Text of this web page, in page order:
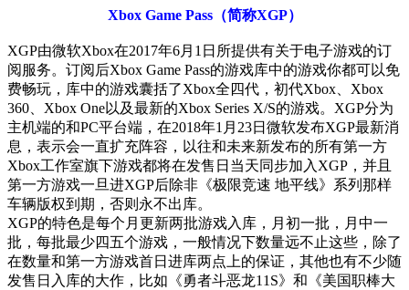
Xbox Game Pass（简称XGP）
XGP由微软Xbox在2017年6月1日所提供有关于电子游戏的订
阅服务。订阅后Xbox Game Pass的游戏库中的游戏你都可以免
费畅玩，库中的游戏囊括了Xbox全四代，初代Xbox、Xbox
360、Xbox One以及最新的Xbox Series X/S的游戏。XGP分为
主机端的和PC平台端，在2018年1月23日微软发布XGP最新消
息，表示会一直扩充阵容，以往和未来新发布的所有第一方
Xbox工作室旗下游戏都将在发售日当天同步加入XGP，并且
第一方游戏一旦进XGP后除非《极限竞速 地平线》系列那样
车辆版权到期，否则永不出库。
XGP的特色是每个月更新两批游戏入库，月初一批，月中一
批，每批最少四五个游戏，一般情况下数量远不止这些，除了
在数量和第一方游戏首日进库两点上的保证，其他也有不少随
发售日入库的大作，比如《勇者斗恶龙11S》和《美国职棒大